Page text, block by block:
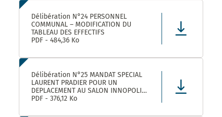
Délibération N°24 PERSONNEL
COMMUNAL – MODIFICATION DU
TABLEAU DES EFFECTIFS
PDF - 484,36 Ko
Délibération N°25 MANDAT SPECIAL
LAURENT PRADIER POUR UN
DEPLACEMENT AU SALON INNOPOLIS
A PARIS
PDF - 376,12 Ko